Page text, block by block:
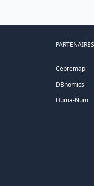
PARTENAIRES
Cepremap
DBnomics
Huma-Num